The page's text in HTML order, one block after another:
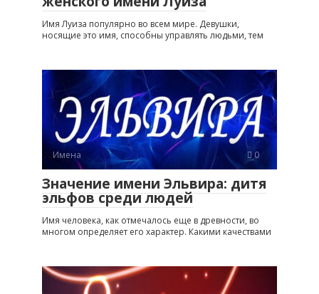
Имя Луиза популярно во всем мире. Девушки,
носящие это имя, способны управлять людьми, тем
Имена 0
Значение имени Эльвира: дитя
эльфов среди людей
Имя человека, как отмечалось еще в древности, во
многом определяет его характер. Какими качествами